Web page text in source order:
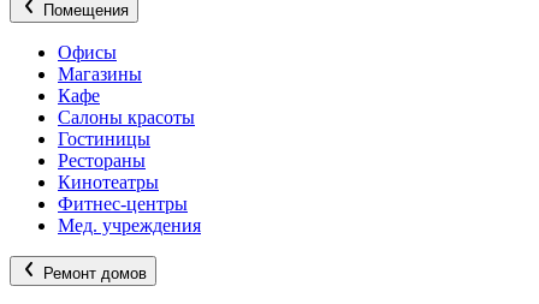
Помещения
Офисы
Магазины
Кафе
Салоны красоты
Гостиницы
Рестораны
Кинотеатры
Фитнес-центры
Мед. учреждения
Ремонт домов